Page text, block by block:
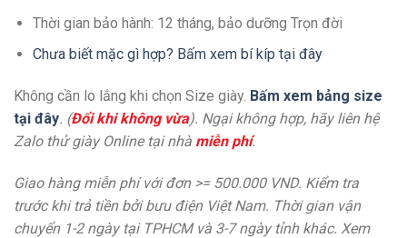
Thời gian bảo hành: 12 tháng, bảo dưỡng Trọn đời
Chưa biết mặc gì hợp? Bấm xem bí kíp tại đây
Không cần lo lắng khi chọn Size giày. Bấm xem bảng size
tại đây. (Đổi khi không vừa). Ngại không hợp, hãy liên hệ
Zalo thử giày Online tại nhà miễn phí.
Giao hàng miễn phí với đơn >= 500.000 VND. Kiểm tra
trước khi trả tiền bởi bưu điện Việt Nam. Thời gian vận
chuyển 1-2 ngày tại TPHCM và 3-7 ngày tỉnh khác. Xem